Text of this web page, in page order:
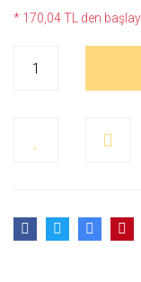
* 170,04 TL den